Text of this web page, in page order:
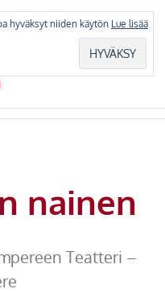
nainen
Teatteri –
hyväksyt niiden käytön Lue lisää